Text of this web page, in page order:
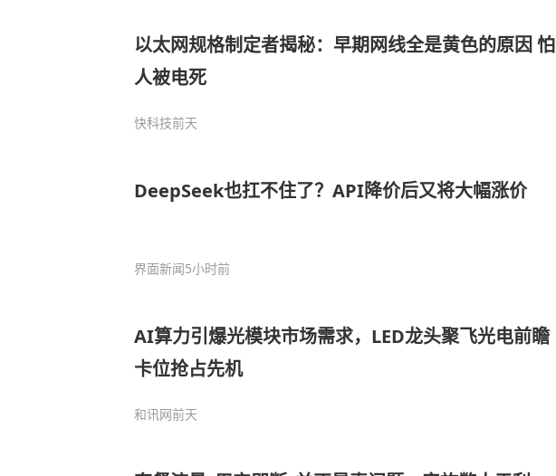
以太网规格制定者揭秘：早期网线全是黄色的原因 怕
人被电死
快科技前天
DeepSeek也扛不住了？API降价后又将大幅涨价
界面新闻5小时前
AI算力引爆光模块市场需求，LED龙头聚飞光电前瞻
卡位抢占先机
和讯网前天